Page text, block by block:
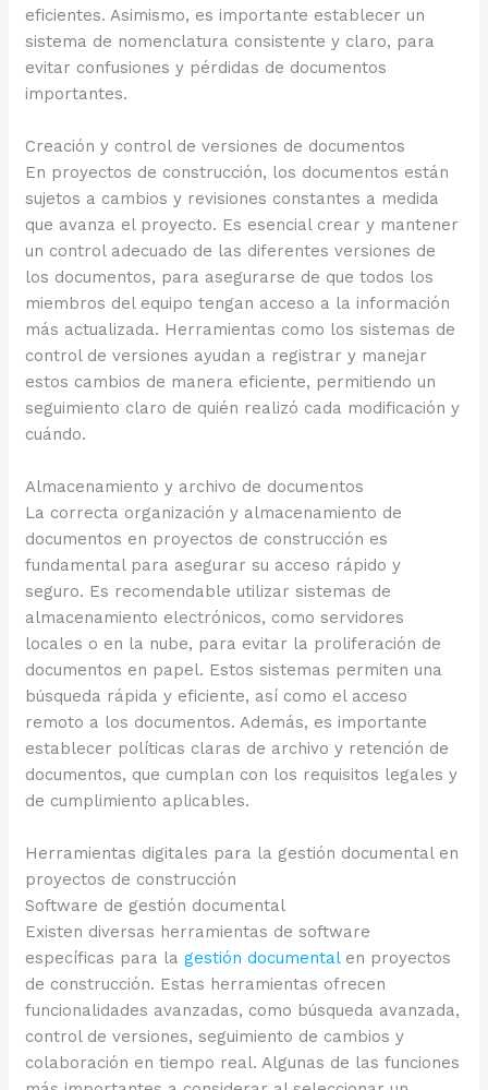
eficientes. Asimismo, es importante establecer un
sistema de nomenclatura consistente y claro, para
evitar confusiones y pérdidas de documentos
importantes.
Creación y control de versiones de documentos
En proyectos de construcción, los documentos están
sujetos a cambios y revisiones constantes a medida
que avanza el proyecto. Es esencial crear y mantener
un control adecuado de las diferentes versiones de
los documentos, para asegurarse de que todos los
miembros del equipo tengan acceso a la información
más actualizada. Herramientas como los sistemas de
control de versiones ayudan a registrar y manejar
estos cambios de manera eficiente, permitiendo un
seguimiento claro de quién realizó cada modificación y
cuándo.
Almacenamiento y archivo de documentos
La correcta organización y almacenamiento de
documentos en proyectos de construcción es
fundamental para asegurar su acceso rápido y
seguro. Es recomendable utilizar sistemas de
almacenamiento electrónicos, como servidores
locales o en la nube, para evitar la proliferación de
documentos en papel. Estos sistemas permiten una
búsqueda rápida y eficiente, así como el acceso
remoto a los documentos. Además, es importante
establecer políticas claras de archivo y retención de
documentos, que cumplan con los requisitos legales y
de cumplimiento aplicables.
Herramientas digitales para la gestión documental en
proyectos de construcción
Software de gestión documental
Existen diversas herramientas de software
específicas para lagestión documentalen proyectos
de construcción. Estas herramientas ofrecen
funcionalidades avanzadas, como búsqueda avanzada,
control de versiones, seguimiento de cambios y
colaboración en tiempo real. Algunas de las funciones